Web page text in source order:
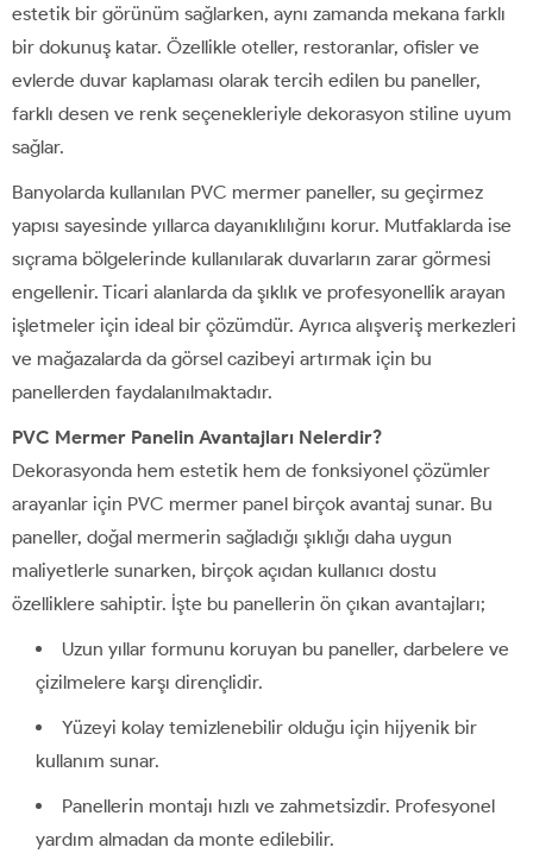
estetik bir görünüm sağlarken, aynı zamanda mekana farklı
bir dokunuş katar. Özellikle oteller, restoranlar, ofisler ve
evlerde duvar kaplaması olarak tercih edilen bu paneller,
farklı desen ve renk seçenekleriyle dekorasyon stiline uyum
sağlar.
Banyolarda kullanılan PVC mermer paneller, su geçirmez
yapısı sayesinde yıllarca dayanıklılığını korur. Mutfaklarda ise
sıçrama bölgelerinde kullanılarak duvarların zarar görmesi
engellenir. Ticari alanlarda da şıklık ve profesyonellik arayan
işletmeler için ideal bir çözümdür. Ayrıca alışveriş merkezleri
ve mağazalarda da görsel cazibeyi artırmak için bu
panellerden faydalanılmaktadır.
PVC Mermer Panelin Avantajları Nelerdir?
Dekorasyonda hem estetik hem de fonksiyonel çözümler
arayanlar için PVC mermer panel birçok avantaj sunar. Bu
paneller, doğal mermerin sağladığı şıklığı daha uygun
maliyetlerle sunarken, birçok açıdan kullanıcı dostu
özelliklere sahiptir. İşte bu panellerin ön çıkan avantajları;
Uzun yıllar formunu koruyan bu paneller, darbelere ve
çizilmelere karşı dirençlidir.
Yüzeyi kolay temizlenebilir olduğu için hijyenik bir
kullanım sunar.
Panellerin montajı hızlı ve zahmetsizdir. Profesyonel
yardım almadan da monte edilebilir.